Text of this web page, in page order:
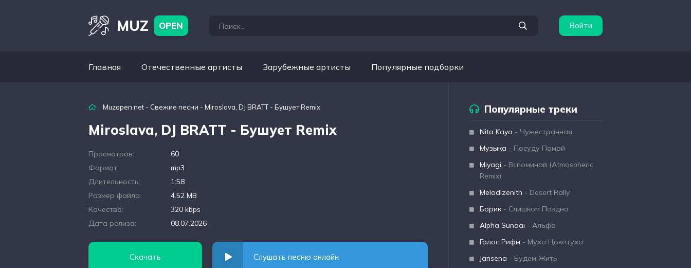
MUZ OPEN Войти
Главная Отечественные артисты Зарубежные артисты Популярные подборки
Muzopen.net - Свежие песни - Miroslava, DJ BRATT - Бушует Remix
Miroslava, DJ BRATT - Бушует Remix
Просмотров:
60
Формат:
mp3
Длительность:
1:58
Размер файла:
4.52 MB
Качество:
320 kbps
Дата релиза:
08.07.2026
Скачать Слушать песню онлайн
Популярные треки
Nita Kaya - Чужестранная
Музыка - Посуду Помой
Miyagi - Вспоминай (Atmospheric
Remix)
Melodizenith - Desert Rally
Борик - Слишком Поздно
Alpha Sunoai - Альфа
Голос Рифм - Муха Цокотуха
Jansena - Будем Жить